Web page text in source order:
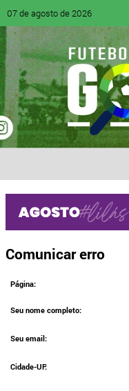
07 de agosto de 2026
Comunicar erro
Página:
Seu nome completo:
Seu email:
Cidade-UF: